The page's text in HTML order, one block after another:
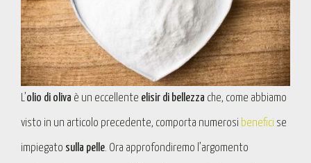
L’olio di oliva è un eccellente elisir di bellezza che, come abbiamo
visto in un articolo precedente, comporta numerosi benefici se
impiegato sulla pelle. Ora approfondiremo l’argomento